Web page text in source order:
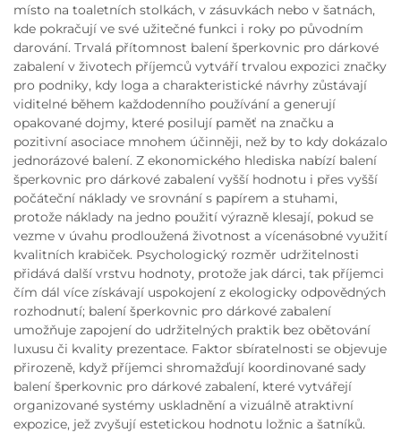
místo na toaletních stolkách, v zásuvkách nebo v šatnách,
kde pokračují ve své užitečné funkci i roky po původním
darování. Trvalá přítomnost balení šperkovnic pro dárkové
zabalení v životech příjemců vytváří trvalou expozici značky
pro podniky, kdy loga a charakteristické návrhy zůstávají
viditelné během každodenního používání a generují
opakované dojmy, které posilují paměť na značku a
pozitivní asociace mnohem účinněji, než by to kdy dokázalo
jednorázové balení. Z ekonomického hlediska nabízí balení
šperkovnic pro dárkové zabalení vyšší hodnotu i přes vyšší
počáteční náklady ve srovnání s papírem a stuhami,
protože náklady na jedno použití výrazně klesají, pokud se
vezme v úvahu prodloužená životnost a vícenásobné využití
kvalitních krabiček. Psychologický rozměr udržitelnosti
přidává další vrstvu hodnoty, protože jak dárci, tak příjemci
čím dál více získávají uspokojení z ekologicky odpovědných
rozhodnutí; balení šperkovnic pro dárkové zabalení
umožňuje zapojení do udržitelných praktik bez obětování
luxusu či kvality prezentace. Faktor sbíratelnosti se objevuje
přirozeně, když příjemci shromažďují koordinované sady
balení šperkovnic pro dárkové zabalení, které vytvářejí
organizované systémy uskladnění a vizuálně atraktivní
expozice, jež zvyšují estetickou hodnotu ložnic a šatníků.